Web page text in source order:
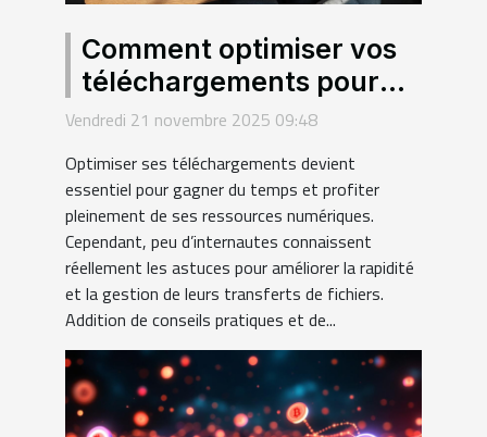
Comment optimiser vos
téléchargements pour
une efficacité maximale ?
Vendredi 21 novembre 2025 09:48
Optimiser ses téléchargements devient
essentiel pour gagner du temps et profiter
pleinement de ses ressources numériques.
Cependant, peu d’internautes connaissent
réellement les astuces pour améliorer la rapidité
et la gestion de leurs transferts de fichiers.
Addition de conseils pratiques et de...